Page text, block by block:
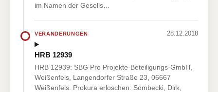
im Namen der Gesells…
VERÄNDERUNGEN 28.12.2018
HRB 12939
HRB 12939: SBG Pro Projekte-Beteiligungs-GmbH,
Weißenfels, Langendorfer Straße 23, 06667
Weißenfels. Prokura erloschen: Sombecki, Dirk,